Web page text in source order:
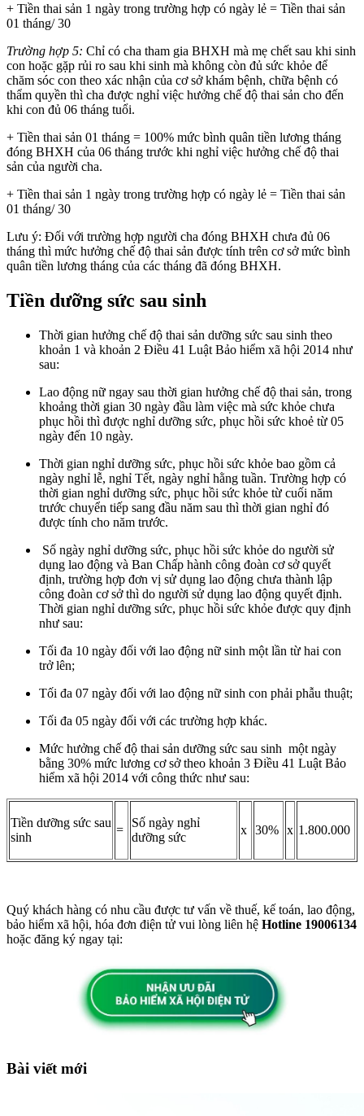
+ Tiền thai sản 1 ngày trong trường hợp có ngày lẻ = Tiền thai sản
01 tháng/ 30
Trường hợp 5: Chỉ có cha tham gia BHXH mà mẹ chết sau khi sinh
con hoặc gặp rủi ro sau khi sinh mà không còn đủ sức khỏe để
chăm sóc con theo xác nhận của cơ sở khám bệnh, chữa bệnh có
thẩm quyền thì cha được nghỉ việc hưởng chế độ thai sản cho đến
khi con đủ 06 tháng tuổi.
+ Tiền thai sản 01 tháng = 100% mức bình quân tiền lương tháng
đóng BHXH của 06 tháng trước khi nghỉ việc hưởng chế độ thai
sản của người cha.
+ Tiền thai sản 1 ngày trong trường hợp có ngày lẻ = Tiền thai sản
01 tháng/ 30
Lưu ý: Đối với trường hợp người cha đóng BHXH chưa đủ 06
tháng thì mức hưởng chế độ thai sản được tính trên cơ sở mức bình
quân tiền lương tháng của các tháng đã đóng BHXH.
Tiền dưỡng sức sau sinh
Thời gian hưởng chế độ thai sản dưỡng sức sau sinh theo
khoản 1 và khoản 2 Điều 41 Luật Bảo hiểm xã hội 2014 như
sau:
Lao động nữ ngay sau thời gian hưởng chế độ thai sản, trong
khoảng thời gian 30 ngày đầu làm việc mà sức khỏe chưa
phục hồi thì được nghỉ dưỡng sức, phục hồi sức khoẻ từ 05
ngày đến 10 ngày.
Thời gian nghỉ dưỡng sức, phục hồi sức khỏe bao gồm cả
ngày nghỉ lễ, nghỉ Tết, ngày nghỉ hằng tuần. Trường hợp có
thời gian nghỉ dưỡng sức, phục hồi sức khỏe từ cuối năm
trước chuyển tiếp sang đầu năm sau thì thời gian nghỉ đó
được tính cho năm trước.
Số ngày nghỉ dưỡng sức, phục hồi sức khỏe do người sử
dụng lao động và Ban Chấp hành công đoàn cơ sở quyết
định, trường hợp đơn vị sử dụng lao động chưa thành lập
công đoàn cơ sở thì do người sử dụng lao động quyết định.
Thời gian nghỉ dưỡng sức, phục hồi sức khỏe được quy định
như sau:
Tối đa 10 ngày đối với lao động nữ sinh một lần từ hai con
trở lên;
Tối đa 07 ngày đối với lao động nữ sinh con phải phẫu thuật;
Tối đa 05 ngày đối với các trường hợp khác.
Mức hưởng chế độ thai sản dưỡng sức sau sinh một ngày
bằng 30% mức lương cơ sở theo khoản 3 Điều 41 Luật Bảo
hiểm xã hội 2014 với công thức như sau:
Tiền dưỡng sức sau
sinh
=
Số ngày nghỉ
dưỡng sức
x 30% x 1.800.000
Quý khách hàng có nhu cầu được tư vấn về thuế, kế toán, lao động,
bảo hiểm xã hội, hóa đơn điện tử vui lòng liên hệ Hotline 19006134
hoặc đăng ký ngay tại:
Bài viết mới